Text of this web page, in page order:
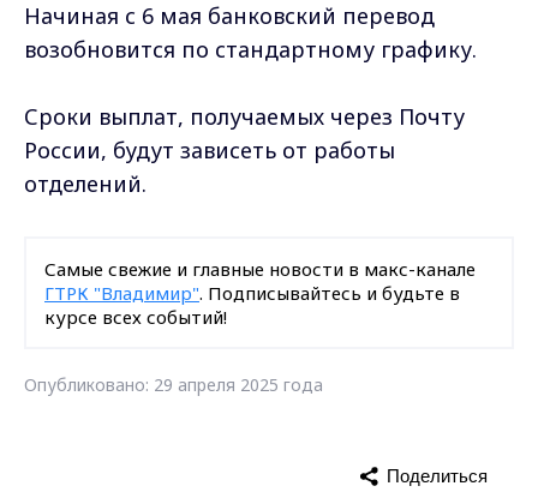
Начиная с 6 мая банковский перевод
возобновится по стандартному графику.
Сроки выплат, получаемых через Почту
России, будут зависеть от работы
отделений.
Самые свежие и главные новости в макс-канале
ГТРК "Владимир". Подписывайтесь и будьте в
курсе всех событий!
Опубликовано: 29 апреля 2025 года
Поделиться